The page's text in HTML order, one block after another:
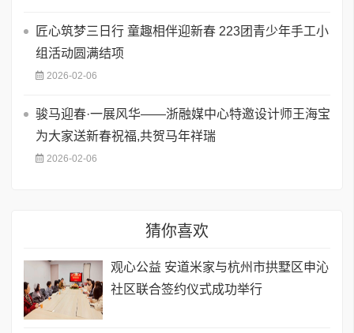
匠心筑梦三日行 童趣相伴迎新春 223团青少年手工小
组活动圆满结项
2026-02-06
骏马迎春·一展风华——浙融媒中心特邀设计师王海宝
为大家送新春祝福,共贺马年祥瑞
2026-02-06
猜你喜欢
观心公益 安道米家与杭州市拱墅区申沁
社区联合签约仪式成功举行